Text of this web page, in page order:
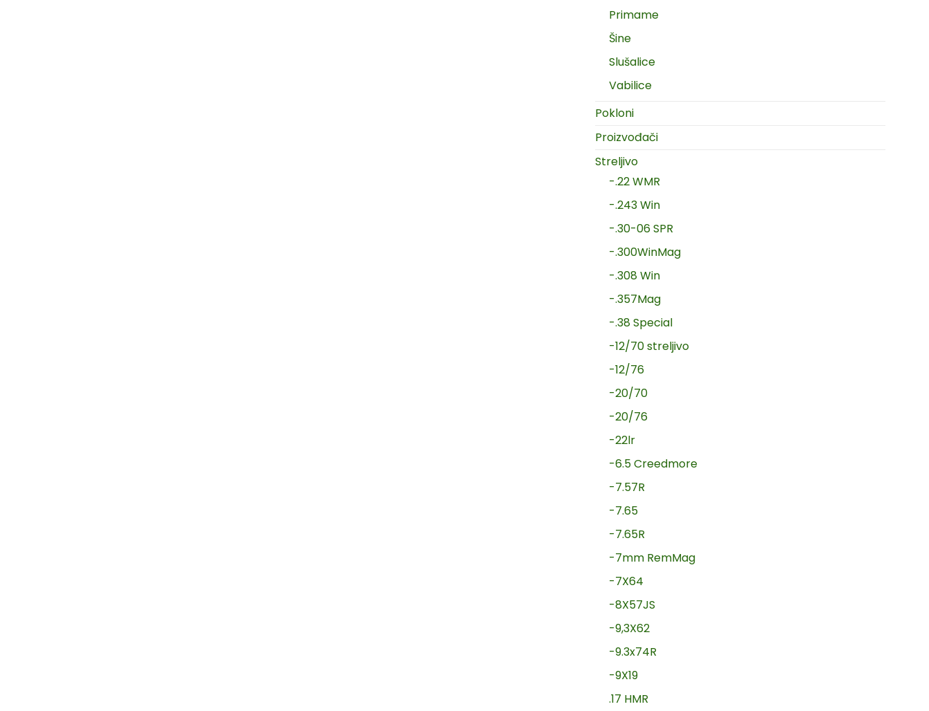
Primame
Šine
Slušalice
Vabilice
Pokloni
Proizvođači
Streljivo
-.22 WMR
-.243 Win
-.30-06 SPR
-.300WinMag
-.308 Win
-.357Mag
-.38 Special
-12/70 streljivo
-12/76
-20/70
-20/76
-22lr
-6.5 Creedmore
-7.57R
-7.65
-7.65R
-7mm RemMag
-7X64
-8X57JS
-9,3X62
-9.3x74R
-9X19
.17 HMR